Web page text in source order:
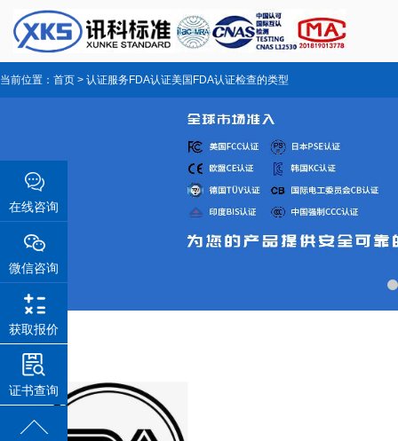
当前位置： 首页 > 认证服务FDA认证美国FDA认证检查的类型
在线咨询
微信咨询
获取报价
证书查询